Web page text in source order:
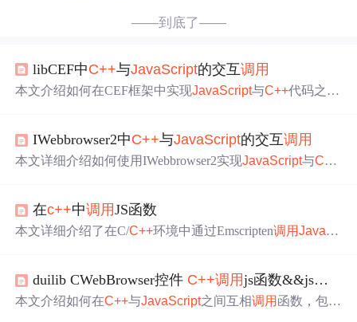
——到底了——
libCEF中C++与JavaScript的交互调用
本文介绍如何在CEF框架中实现JavaScript与C++代码之间
了如何从C++调用JS函数。
IWebbrowser2中C++与JavaScript的交互调用
本文详细介绍如何使用IWebbrowser2实现JavaScript与C++
在c++中调用JS函数
本文详细介绍了在C/C++环境中通过Emscripten调用JavaSc
项，为开发者提供了丰富的实践指导。
duilib CWebBrowser控件 C++调用js函数&&js中
本文介绍如何在C++与JavaScript之间互相调用 函数，包括